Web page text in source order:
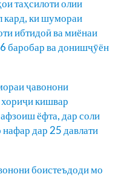
таҳсилоти олии
кард, ки шумораи
ибтидоӣ ва миёнаи
баробар ва донишҷӯён
ҷавонони
хориҷи кишвар
ёфта, дар соли
дар 25 давлати
боистеъдоди мо